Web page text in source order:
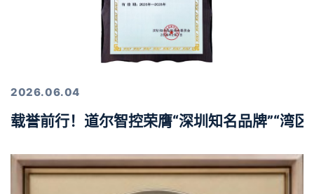
2026.06.04
载誉前行！道尔智控荣膺“深圳知名品牌”“湾